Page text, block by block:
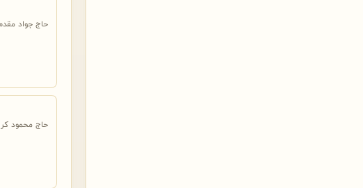
حاج جواد
حاج محمود